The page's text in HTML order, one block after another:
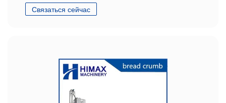
Связаться сейчас